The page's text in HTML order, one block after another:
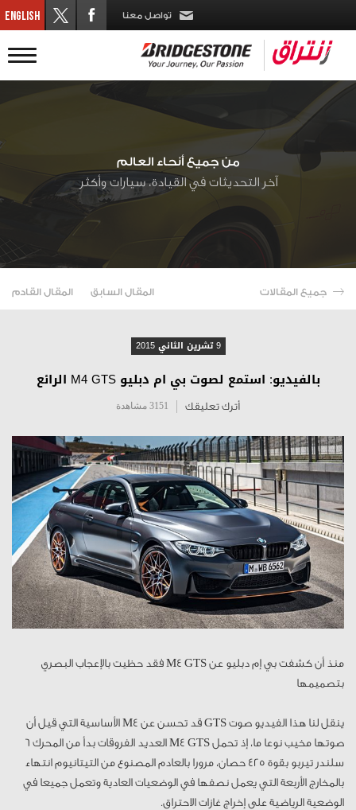
تواصل معنا
من جميع أنحاء العالم
آخر التحديثات في القيادة، سيارات وأكثر
جميع المقالات المقال السابق المقال القادم
9 تشرين الثاني 2015
بالفيديو: استمع لصوت بي ام دبليو M4 GTS الرائع
أترك تعليقك 3151 مشاهدة
منذ أن كشفت بي إم دبليو عن M4 GTS فقد حظيت بالإعجاب البصري
بتصميمها
ينقل لنا هذا الفيديو صوت GTS قد تحسن عن M4 الأساسية التي قيل أن
صوتها مخيب نوعا ما، إذ تحمل M4 GTS العديد الفروقات بدأ من المحرك 6
سلندر تيربو بقوة 425 حصان، مرورا بالعادم المصنوع من التيتانيوم انتهاء
بالمخارج الأربعة التي يعمل نصفها في الوضعيات العادية وتعمل جميعا في
الوضعية الرياضية على إخراج غازات الاحتراق.